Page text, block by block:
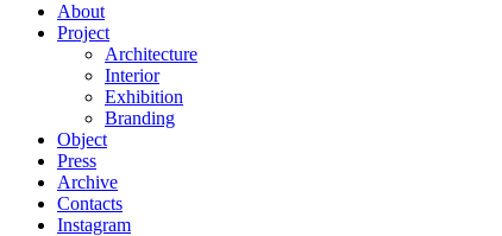
About
Project
Architecture
Interior
Exhibition
Branding
Object
Press
Archive
Contacts
Instagram